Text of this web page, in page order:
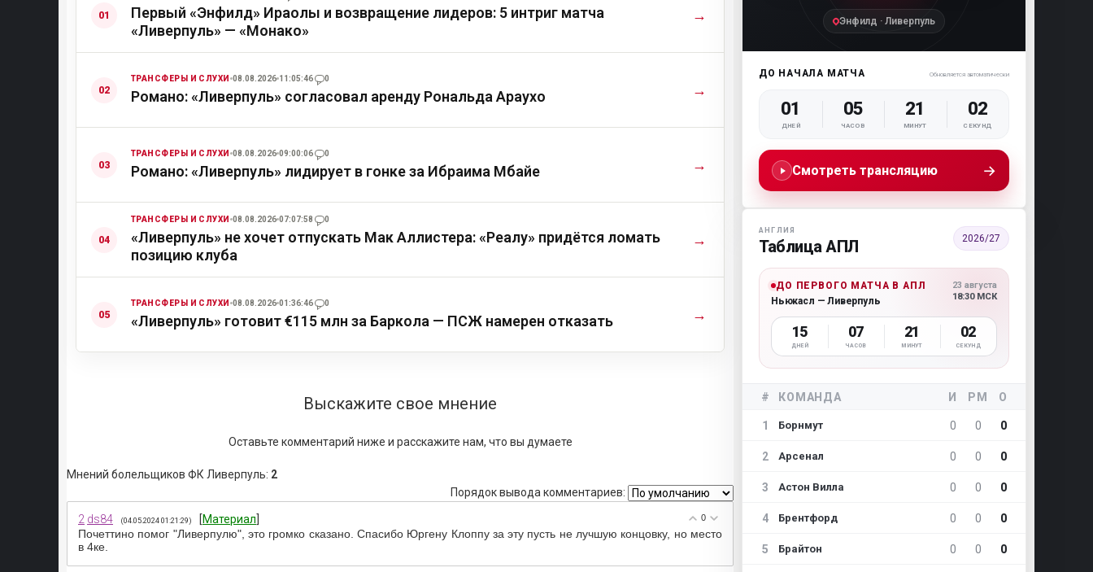
Первый «Энфилд» Ираолы и возвращение лидеров: 5 интриг матча
«Ливерпуль» — «Монако»
→
ТРАНСФЕРЫ И СЛУХИ 08.08.2026 11:05:46 0
Романо: «Ливерпуль» согласовал аренду Рональда Араухо →
ТРАНСФЕРЫ И СЛУХИ 08.08.2026 09:00:06 0
Романо: «Ливерпуль» лидирует в гонке за Ибраима Мбайе →
ТРАНСФЕРЫ И СЛУХИ 08.08.2026 07:07:58 0
«Ливерпуль» не хочет отпускать Мак Аллистера: «Реалу» придётся ломать
позицию клуба
→
ТРАНСФЕРЫ И СЛУХИ 08.08.2026 01:36:46 0
«Ливерпуль» готовит €115 млн за Баркола — ПСЖ намерен отказать →
Выскажите свое мнение
Оставьте комментарий ниже и расскажите нам, что вы думаете
Мнений болельщиков ФК Ливерпуль: 2
Порядок вывода комментариев:
0
2 ds84 (04.05.2024 01:21:29) [Материал
Почеттино помог "Ливерпулю", это громко сказано. Спасибо Юргену Клоппу за эту пусть не лучшую концовку, но место
в 4ке.
Энфилд · Ливерпуль
ДО НАЧАЛА МАТЧА Обновляется автоматически
01
ДНЕЙ
05
ЧАСОВ
21
МИНУТ
01
СЕКУНД
Смотреть трансляцию →
АНГЛИЯ
Таблица АПЛ 2026/27
ДО ПЕРВОГО МАТЧА В АПЛ
Ньюкасл — Ливерпуль
23 августа
18:30 МСК
15
ДНЕЙ
07
ЧАСОВ
21
МИНУТ
01
СЕКУНД
# КОМАНДА И РМ О
1 Борнмут 0 0 0
2 Арсенал 0 0 0
3 Астон Вилла 0 0 0
4 Брентфорд 0 0 0
5 Брайтон 0 0 0